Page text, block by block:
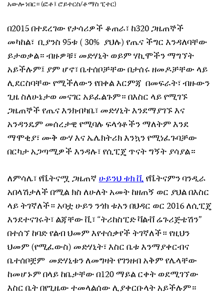
አውሎ ነበር። (ፎቶ፤ ሮይተርስ/ቶማስ ፒተር)
በ2015 በተደረገው የታሳሪዎች ቆጠራ፣ ከ320 ጋዜጠኞች
መካከል፣ ቢያንስ 95ቱ ( 30% ያህሉ) የጤና ችግር እንዳለባቸው
ይታወቃል። ብዙዎቹ፣ መድሃኒት ወይም ሃኪሞችን ማግኘት
አይችሉም፤ ያም ሆኖ፣ ቤተሰቦቻቸው በታሰሩ ዘመዶቻቸው ላይ
ሊደርስባቸው የሚችለውን የበቀል እርምጃ በመፍራት፣ ብዙውን
ጊዜ ስለሁኔታወ መናገር አይፈልጉም። በእስር ላይ የሚገኙ
ጋዜጠኞች የጤና እንክብካቤ፣ መድሃኒት እንደማያገኙ እና
አንዳንዴም መሰረታዊ የሚባሉ ፍላጎቶችን ማለትም እንደ
ማሞቂያ፣ ሙቅ ውሃ እና ኤሌክትሪክ እንኳን የሚነፈጉባቻው
በርካታ አጋጣሚዎች እንዳሉ፣ የሲፒጄ ጥናት ግኝት ያሳያል።
ለምሳሌ፣ የቬትናሟ ጋዜጠኛሁይንህ ቱክ ቪየቬትናምን ባንዲራ
አበላሽታለች በሚል ክስ ለሁለት አመት ከዘጠኝ ወር ያህል በእስር
ላይ ትገኛለች። አባቷ ሁይን ንጎክ ቱአን በህዳር ወር 2016 ለሲፒጄ
እንደተናገሩት፣ ልጃቸው ቪ፣ “ትሪከስፒድ ቫልቭ ሬጉሪጅቴሽን”
በተሰኘ ከባድ የልብ ህመም እየተሰቃየች ትገኛለች። የዚህን
ህመም (የሚፈውስ) መድሃኒት፣ እስር ቤቱ እንማያቀርብና
ቤተሰቦቿም መድሃኒቱን ለመግዛት የገንዘብ አቅም የሌላቸው
ከመሆኑም በላይ ከቤታቸው በ120 ማይል ርቀት ወደሚገኘው
እስር ቤት በየጊዜው ተመላልሰው ሊያቀርቡላት አይችሉም።